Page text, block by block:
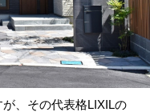
、その代表格LIXILの